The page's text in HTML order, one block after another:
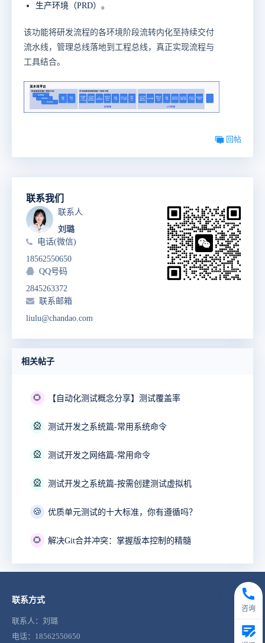
生产环境（PRD）。
该功能将研发流程的各环境阶段流转内化至持续交付
流水线，管理总线落地到工程总线，真正实现流程与
工具结合。
回帖
联系我们
联系人
刘璐
电话(微信)
18562550650
QQ号码
2845263372
联系邮箱
liulu@chandao.com
相关帖子
🌻 【自动化测试概念分享】测试覆盖率
🎡 测试开发之系统篇-常用系统命令
🎡 测试开发之网络篇-常用命令
🎡 测试开发之系统篇-按需创建测试虚拟机
🍪 优质单元测试的十大标准，你有遵循吗？
🌻 解决Git合并冲突：掌握版本控制的精髓
联系方式
联系人：刘璐
电话：18562550650
咨询